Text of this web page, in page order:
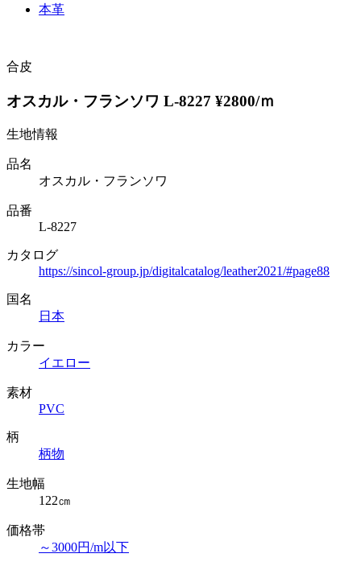
本革
合皮
オスカル・フランソワ L-8227 ¥2800/ｍ
生地情報
品名
オスカル・フランソワ
品番
L-8227
カタログ
https://sincol-group.jp/digitalcatalog/leather2021/#page88
国名
日本
カラー
イエロー
素材
PVC
柄
柄物
生地幅
122㎝
価格帯
～3000円/m以下